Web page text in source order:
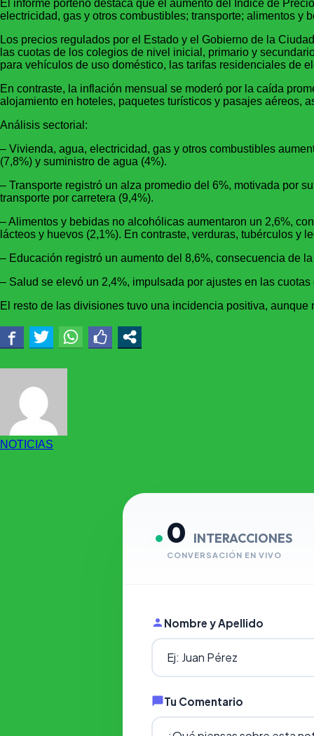
El informe porteño destaca que el aumento del Índice de
electricidad, gas y otros combustibles; transporte; alimentos
Los precios regulados por el Estado y el Gobierno de la
las cuotas de los colegios de nivel inicial, primario y
para vehículos de uso doméstico, las tarifas residenciales de
En contraste, la inflación mensual se moderó por la caída
alojamiento en hoteles, paquetes turísticos y pasajes aéreos,
Análisis sectorial:
– Vivienda, agua, electricidad, gas y otros combustibles
(7,8%) y suministro de agua (4%).
– Transporte registró un alza promedio del 6%, motivada por
transporte por carretera (9,4%).
– Alimentos y bebidas no alcohólicas aumentaron un 2,6%,
lácteos y huevos (2,1%). En contraste, verduras, tubérculos y
– Educación registró un aumento del 8,6%, consecuencia de
– Salud se elevó un 2,4%, impulsada por ajustes en las
El resto de las divisiones tuvo una incidencia positiva, aunque
NOTICIAS
0 INTERACCIONES
CONVERSACIÓN EN VIVO
Nombre y Apellido
Tu Comentario